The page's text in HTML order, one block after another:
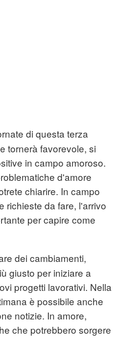
di questa terza
tornerà favorevole, si
in campo amoroso.
d'amore
chiarire. In campo
richieste da fare, l'arrivo
per capire come
dei cambiamenti,
giusto per iniziare a
progetti lavorativi. Nella
è possibile anche
notizie. In amore,
che potrebbero sorgere